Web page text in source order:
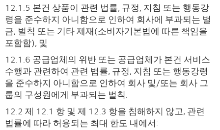
12.1.5 본건 상품이 관련 법률, 규정, 지침 또는 행동강
령을 준수하지 아니함으로 인하여 회사에 부과되는 벌
금, 벌칙 또는 기타 제재(소비자기본법에 따른 책임을
포함함), 및
12.1.6 공급업체의 위반 또는 공급업체가 본건 서비스
수행과 관련하여 관련 법률, 규정, 지침 또는 행동강령
을 준수하지 아니함으로 인하여 회사 및/또는 회사 그
룹의 구성원에게 부과되는 벌칙.
12.2 제 12.1 항 및 제 12.3 항을 침해하지 않고, 관련
법률에 따라 허용되는 최대 한도 내에서: